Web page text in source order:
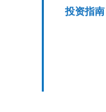
投资指南